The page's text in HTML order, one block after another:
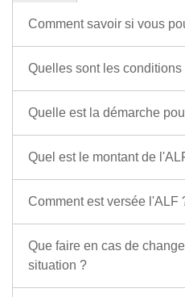
Comment savoir si vous
Quelles sont les
Quelle est la démarche
Quel est le montant de
Comment est versée l'ALF
Que faire en cas de
situation ?